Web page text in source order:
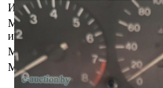
Информация о предмете торгов
Местоположение
имущества
Брестская
Марка
Mazda
Модель
Xedos
Рег. знак 8865